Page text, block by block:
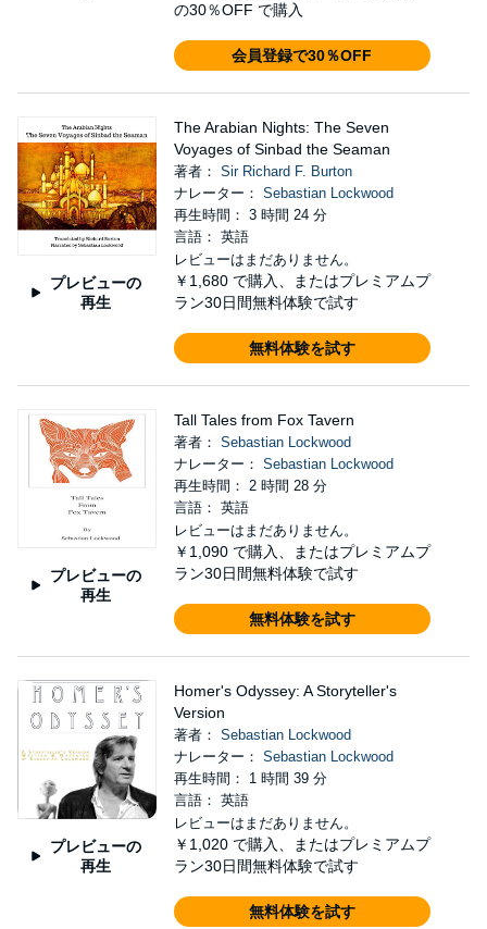
の30％OFF で購入
会員登録で30％OFF
プレビューの
再生
The Arabian Nights: The Seven
Voyages of Sinbad the Seaman
著者： Sir Richard F. Burton
ナレーター： Sebastian Lockwood
再生時間： 3 時間 24 分
言語： 英語
レビューはまだありません。
￥1,680 で購入、またはプレミアムプ
ラン30日間無料体験で試す
無料体験を試す
プレビューの
再生
Tall Tales from Fox Tavern
著者： Sebastian Lockwood
ナレーター： Sebastian Lockwood
再生時間： 2 時間 28 分
言語： 英語
レビューはまだありません。
￥1,090 で購入、またはプレミアムプ
ラン30日間無料体験で試す
無料体験を試す
プレビューの
再生
Homer's Odyssey: A Storyteller's
Version
著者： Sebastian Lockwood
ナレーター： Sebastian Lockwood
再生時間： 1 時間 39 分
言語： 英語
レビューはまだありません。
￥1,020 で購入、またはプレミアムプ
ラン30日間無料体験で試す
無料体験を試す